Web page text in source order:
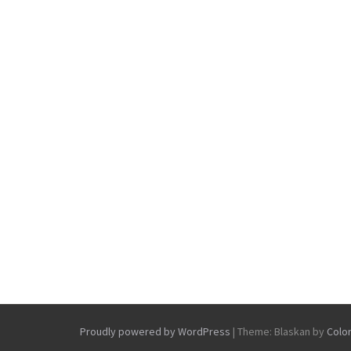
Proudly powered by WordPress | Theme: Blaskan by